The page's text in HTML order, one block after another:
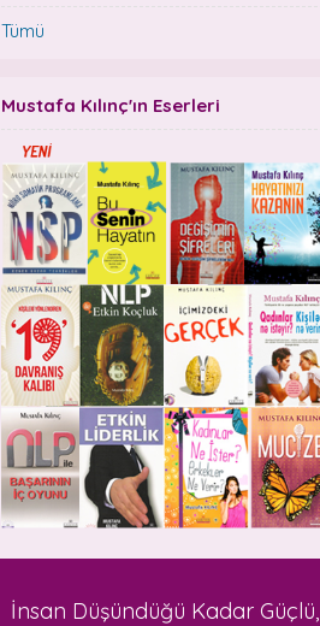
Tümü
Mustafa Kılınç'ın Eserleri
İnsan Düşündüğü Kadar Güçlü,